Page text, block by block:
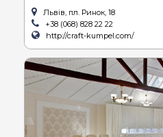
Львів, пл. Ринок, 18
+38 (068) 828 22 22
http://craft-kumpel.com/